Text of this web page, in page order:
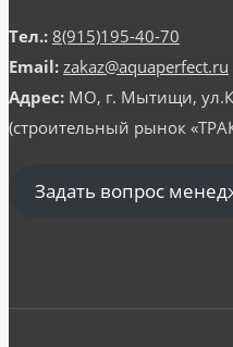
Тел.: 8(915)195-40-70
Email: zakaz@aquaperfect.ru
Адрес: МО, г. Мытищи,
(строительный рынок
Задать вопрос